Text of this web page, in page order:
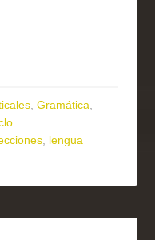
,Gramática,
, lengua